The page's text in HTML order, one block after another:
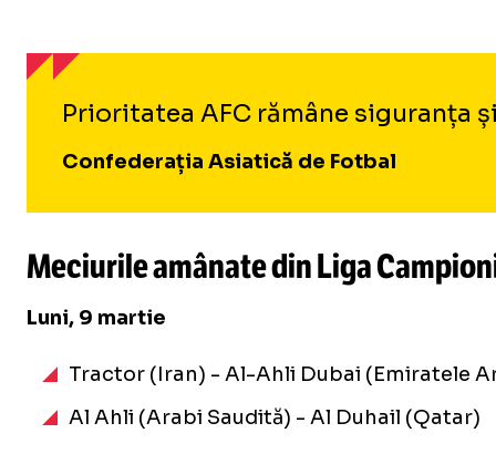
Prioritatea AFC rămâne siguranța
Confederația Asiatică de Fotbal
Meciurile amânate din Liga
Luni, 9 martie
Tractor (Iran) - Al-Ahli Dubai (Emiratele
Al Ahli (Arabi Saudită) - Al Duhail (Qatar)